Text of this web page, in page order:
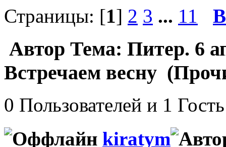
Страницы: [1] 2 3 ... 11
Автор Тема: Питер. 6
Встречаем весну
0 Пользователей и 1
kiratym